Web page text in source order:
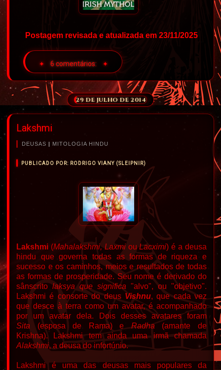
Postagem revisada e atualizada em 23/11/2025
6 comentários:
29 DE JULHO DE 2014
Lakshmi
DEUSAS | MITOLOGIA HINDU
PUBLICADO POR: RODRIGO VIANY (SLEIPNIR)
Lakshmi (Mahalakshmi, Laxmi ouLacximi) é a deusa
hindu que governa todas as formas de riqueza e
sucesso e os caminhos, meios e resultados de todas
as formas de prosperidade. Seu nome é derivado do
sânscritolaksya que significa "alvo", ou "objetivo".
Lakshmi é consorte do deus Vishnu, quecada vez
que desce à terra como um avatar, é acompanhado
por um avatar dela. Dois desses avatares foram
Sita (esposa de Rama) eRadha (amante de
Krishna).
Lakshmi tem ainda uma irmã chamada
Alakshmi, a deusa do infortúnio.
Lakshmi é uma das deusas mais populares da